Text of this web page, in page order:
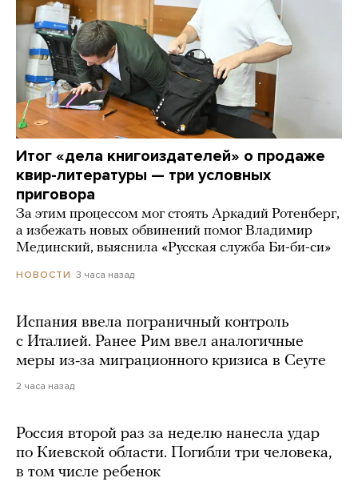
Итог «дела книгоиздателей» о продаже
квир-литературы — три условных
приговора
За этим процессом мог стоять Аркадий Ротенберг,
а избежать новых обвинений помог Владимир
Мединский, выяснила «Русская служба Би-би-си»
НОВОСТИ 3 часа назад
Испания ввела пограничный контроль
с Италией. Ранее Рим ввел аналогичные
меры из-за миграционного кризиса в Сеуте
2 часа назад
Россия второй раз за неделю нанесла удар
по Киевской области. Погибли три человека,
в том числе ребенок